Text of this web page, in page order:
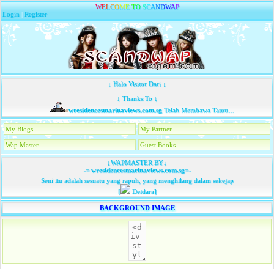
WELCOME TO SCANDWAP
Login |Register
↓ Halo Visitor Dari ↓
↓ Thanks To ↓
wresidencesmarinaviews.com.sgTelah Membawa Tamu...
My Blogs My Partner
Wap Master Guest Books
↓WAPMASTER BY↓
-=wresidencesmarinaviews.com.sg=-
Seni itu adalah sesuatu yang rapuh, yang menghilang dalam sekejap
[
Deidara]
BACKGROUND IMAGE